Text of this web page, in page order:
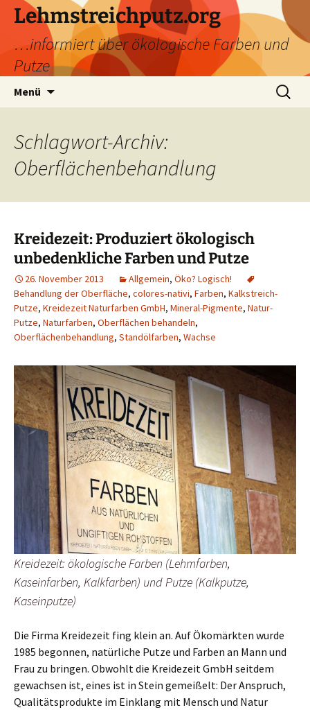
Zum
Inhalt
springen
Lehmstreichputz.org
…informiert über ökologische Farben und
Putze
Menü
Suchen
nach:
Schlagwort-Archiv:
Oberflächenbehandlung
Kreidezeit: Produziert ökologisch
unbedenkliche Farben und Putze
26. November 2013 Allgemein, Öko? Logisch!
Behandlung der Oberfläche, colores-nativi, Farben, Kalkstreich-
Putze, Kreidezeit Naturfarben GmbH, Mineral-Pigmente, Natur-
Putze, Naturfarben, Oberflächen behandeln,
Oberflächenbehandlung, Standölfarben, Wachse
Kreidezeit: ökologische Farben (Lehmfarben,
Kaseinfarben, Kalkfarben) und Putze (Kalkputze,
Kaseinputze)
Die Firma Kreidezeit fing klein an. Auf Ökomärkten wurde
1985 begonnen, natürliche Putze und Farben an Mann und
Frau zu bringen. Obwohlt die Kreidezeit GmbH seitdem
gewachsen ist, eines ist in Stein gemeißelt: Der Anspruch,
Qualitätsprodukte im Einklang mit Mensch und Natur